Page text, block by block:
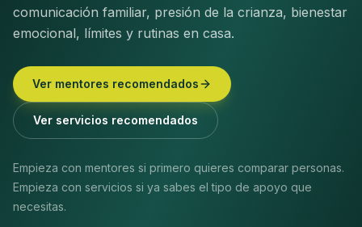
comunicación familiar, presión de la crianza, bienestar
emocional, límites y rutinas en casa.
Ver mentores recomendados
Ver servicios recomendados
Empieza con mentores si primero quieres comparar personas.
Empieza con servicios si ya sabes el tipo de apoyo que
necesitas.